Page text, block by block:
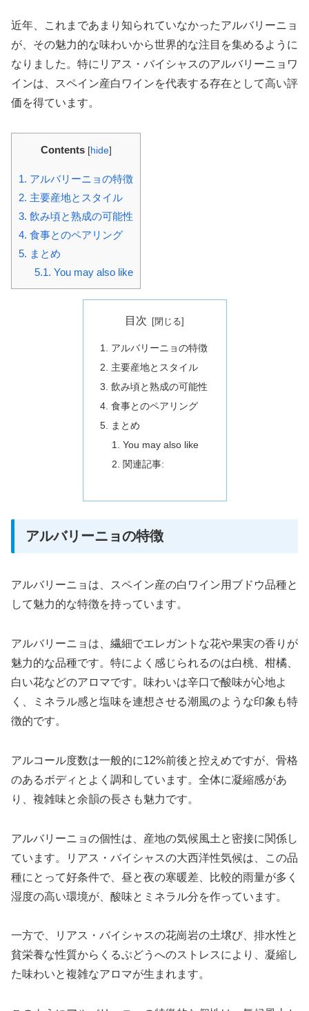
近年、これまであまり知られていなかったアルバリーニョ
が、その魅力的な味わいから世界的な注目を集めるように
なりました。特にリアス・バイシャスのアルバリーニョワ
インは、スペイン産白ワインを代表する存在として高い評
価を得ています。
Contents [hide]
1. アルバリーニョの特徴
2. 主要産地とスタイル
3. 飲み頃と熟成の可能性
4. 食事とのペアリング
5. まとめ
5.1. You may also like
目次
アルバリーニョの特徴
主要産地とスタイル
飲み頃と熟成の可能性
食事とのペアリング
まとめ
You may also like
関連記事:
アルバリーニョの特徴
アルバリーニョは、スペイン産の白ワイン用ブドウ品種と
して魅力的な特徴を持っています。
アルバリーニョは、繊細でエレガントな花や果実の香りが
魅力的な品種です。特によく感じられるのは白桃、柑橘、
白い花などのアロマです。味わいは辛口で酸味が心地よ
く、ミネラル感と塩味を連想させる潮風のような印象も特
徴的です。
アルコール度数は一般的に12%前後と控えめですが、骨格
のあるボディとよく調和しています。全体に凝縮感があ
り、複雑味と余韻の長さも魅力です。
アルバリーニョの個性は、産地の気候風土と密接に関係し
ています。リアス・バイシャスの大西洋性気候は、この品
種にとって好条件で、昼と夜の寒暖差、比較的雨量が多く
湿度の高い環境が、酸味とミネラル分を作っています。
一方で、リアス・バイシャスの花崗岩の土壌び、排水性と
貧栄養な性質からくるぶどうへのストレスにより、凝縮し
た味わいと複雑なアロマが生まれます。